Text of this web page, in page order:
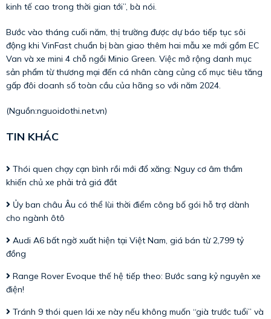
kinh tế cao trong thời gian tới”, bà nói.
Bước vào tháng cuối năm, thị trường được dự báo tiếp tục sôi
động khi VinFast chuẩn bị bàn giao thêm hai mẫu xe mới gồm EC
Van và xe mini 4 chỗ ngồi Minio Green. Việc mở rộng danh mục
sản phẩm từ thương mại đến cá nhân càng củng cố mục tiêu tăng
gấp đôi doanh số toàn cầu của hãng so với năm 2024.
(Nguồn:nguoidothi.net.vn)
TIN KHÁC
Thói quen chạy cạn bình rồi mới đổ xăng: Nguy cơ âm thầm
khiến chủ xe phải trả giá đắt
Ủy ban châu Âu có thể lùi thời điểm công bố gói hỗ trợ dành
cho ngành ôtô
Audi A6 bất ngờ xuất hiện tại Việt Nam, giá bán từ 2,799 tỷ
đồng
Range Rover Evoque thế hệ tiếp theo: Bước sang kỷ nguyên xe
điện!
Tránh 9 thói quen lái xe này nếu không muốn “già trước tuổi” và